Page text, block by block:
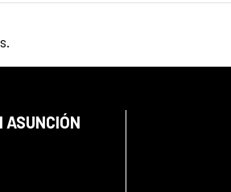
ASUNCIÓN